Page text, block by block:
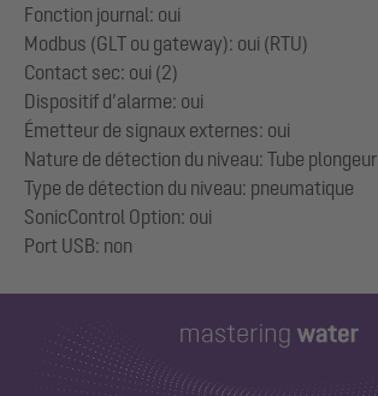
Fonction journal: oui
Modbus (GLT ou gateway): oui (RTU)
Contact sec: oui (2)
Dispositif d’alarme: oui
Émetteur de signaux externes: oui
Nature de détection du niveau: Tube plongeur
Type de détection du niveau: pneumatique
SonicControl Option: oui